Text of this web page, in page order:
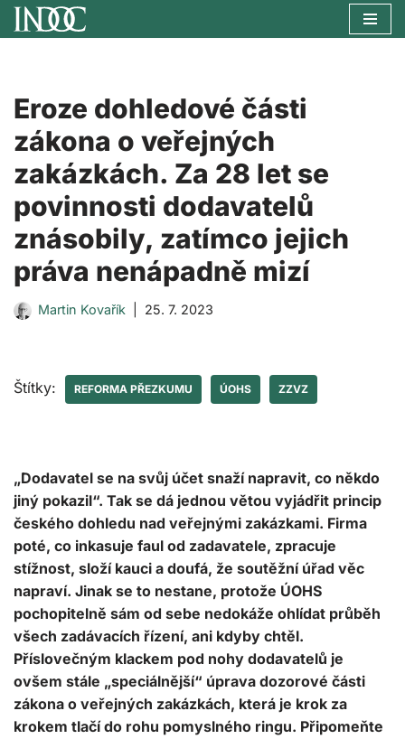
obsah
Eroze dohledové části
zákona o veřejných
zakázkách. Za 28 let se
povinnosti dodavatelů
znásobily, zatímco jejich
práva nenápadně mizí
Martin Kovařík 25. 7. 2023
Štítky: REFORMA PŘEZKUMU ÚOHS ZZVZ
„Dodavatel se na svůj účet snaží napravit, co někdo
jiný pokazil“. Tak se dá jednou větou vyjádřit princip
českého dohledu nad veřejnými zakázkami. Firma
poté, co inkasuje faul od zadavatele, zpracuje
stížnost, složí kauci a doufá, že soutěžní úřad věc
napraví. Jinak se to nestane, protože ÚOHS
pochopitelně sám od sebe nedokáže ohlídat průběh
všech zadávacích řízení, ani kdyby chtěl.
Příslovečným klackem pod nohy dodavatelů je
ovšem stále „speciálnější“ úprava dozorové části
zákona o veřejných zakázkách, která je krok za
krokem tlačí do rohu pomyslného ringu. Připomeňte